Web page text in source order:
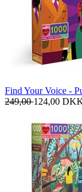
Find Your Voice -
249,00124,00